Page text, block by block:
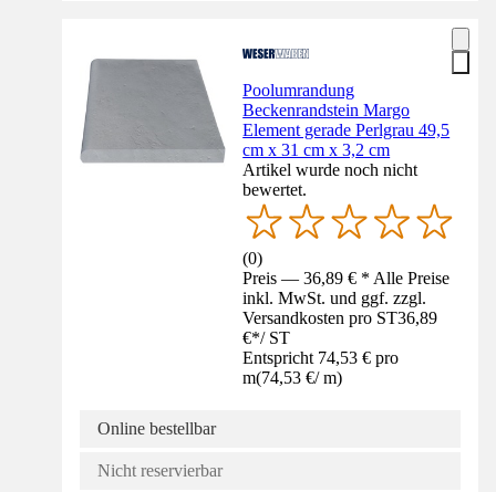
Poolumrandung
Beckenrandstein Margo
Element gerade Perlgrau 49,5
cm x 31 cm x 3,2 cm
Artikel wurde noch nicht
bewertet.
(0)
Preis — 36,89 € * Alle Preise
inkl. MwSt. und ggf. zzgl.
Versandkosten pro ST36,89
€*/ ST
Entspricht 74,53 € pro
m(74,53 €/ m)
Online bestellbar
Nicht reservierbar